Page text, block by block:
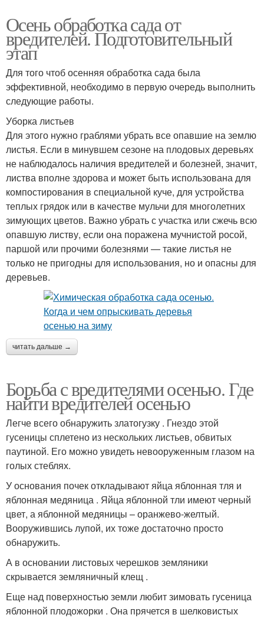
Осень обработка сада от
вредителей. Подготовительный
этап
Для того чтоб осенняя обработка сада была
эффективной, необходимо в первую очередь выполнить
следующие работы.
Уборка листьев
Для этого нужно граблями убрать все опавшие на землю
листья. Если в минувшем сезоне на плодовых деревьях
не наблюдалось наличия вредителей и болезней, значит,
листва вполне здорова и может быть использована для
компостирования в специальной куче, для устройства
теплых грядок или в качестве мульчи для многолетних
зимующих цветов. Важно убрать с участка или сжечь всю
опавшую листву, если она поражена мучнистой росой,
паршой или прочими болезнями — такие листья не
только не пригодны для использования, но и опасны для
деревьев.
читать дальше →
Борьба с вредителями осенью. Где
найти вредителей осенью
Легче всего обнаружить златогузку . Гнездо этой
гусеницы сплетено из нескольких листьев, обвитых
паутиной. Его можно увидеть невооруженным глазом на
голых стеблях.
У основания почек откладывают яйца яблонная тля и
яблонная медяница . Яйца яблонной тли имеют черный
цвет, а яблонной медяницы – оранжево-желтый.
Вооружившись лупой, их тоже достаточно просто
обнаружить.
А в основании листовых черешков земляники
скрывается земляничный клещ .
Еще над поверхностью земли любит зимовать гусеница
яблонной плодожорки . Она прячется в шелковистых